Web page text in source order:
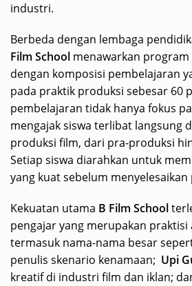
industri.
Berbeda dengan lembaga
Film School menawarkan
dengan komposisi pembelajaran
pada praktik produksi sebesar 60
pembelajaran tidak hanya fokus
mengajak siswa terlibat langsung
produksi film, dari pra-produksi
Setiap siswa diarahkan untuk
yang kuat sebelum
Kekuatan utama B Film School
pengajar yang merupakan
termasuk nama-nama besar
penulis skenario kenamaan; Upi
kreatif di industri film dan iklan;